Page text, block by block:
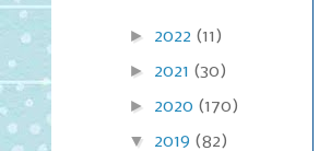
► 2022 (11)
► 2021 (30)
► 2020 (170)
▼ 2019 (82)